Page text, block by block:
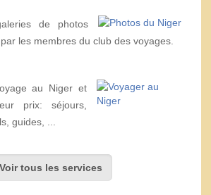
de photos
les membres du club des voyages.
au Niger et
prix: séjours,
guides, ...
Voir tous les services